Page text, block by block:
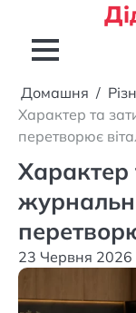
вмісту
Домашня
Характер та
перетворює
Характер
23 Червня 2026